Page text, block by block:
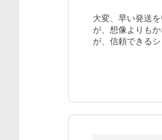
大変、早い発送
が、想像よりも
が、信頼できる